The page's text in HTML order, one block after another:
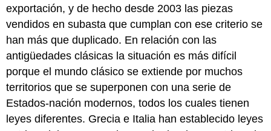
exportación, y de hecho desde 2003 las piezas
vendidos en subasta que cumplan con ese criterio se
han más que duplicado. En relación con las
antigüedades clásicas la situación es más difícil
porque el mundo clásico se extiende por muchos
territorios que se superponen con una serie de
Estados-nación modernos, todos los cuales tienen
leyes diferentes. Grecia e Italia han establecido leyes